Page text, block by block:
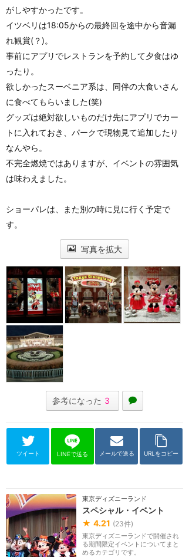
がしやすかったです。
イツベリは18:05からの最終回を途中から音漏
れ観賞(？)。
事前にアプリでレストランを予約して夕食はゆ
ったり。
欲しかったスーベニア系は、同伴の大食いさん
に食べてもらいました(笑)
グッズは絶対欲しいものだけ先にアプリでカー
トに入れておき、パークで現物見て追加したり
なんやら。
不完全燃焼ではありますが、イベントの雰囲気
は味わえました。
ショーパレは、また別の時に見に行く予定で
す。
写真を拡大
参考になった 3
ツイート LINEで送る メールで送る URLをコピー
東京ディズニーランド
スペシャル・イベント
★ 4.21 (23件)
東京ディズニーランドで開催され
る期間限定イベントについてまと
めるカテゴリです。